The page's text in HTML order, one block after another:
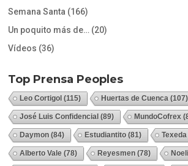
Semana Santa (166)
Un poquito más de… (20)
Vídeos (36)
Top Prensa Peoples
Leo Cortigol (115) Huertas de Cuenca (107)
José Luis Confidencial (89) MundoCofrex
Daymon (84) Estudiantito (81)
Alberto Vale (78) Reyesmen (78)